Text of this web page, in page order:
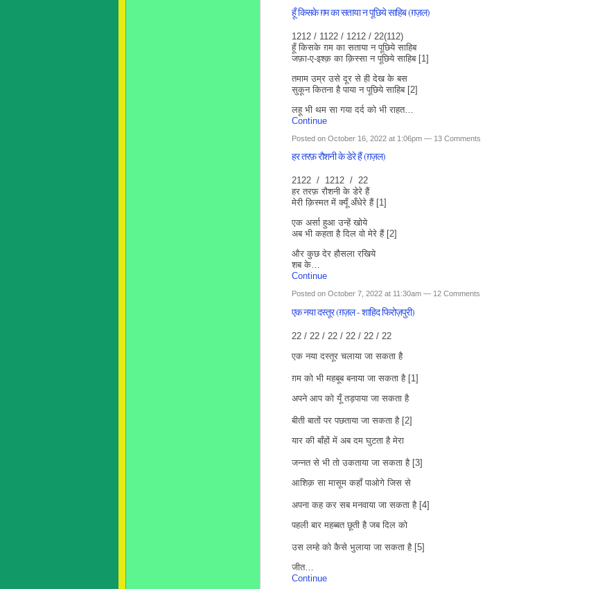
हूँ किसके ग़म का सताया न पूछिये साहिब (ग़ज़ल)
1212 / 1122 / 1212 / 22(112)
हूँ किसके ग़म का सताया न पूछिये साहिब
जफ़ा-ए-इश्क़ का क़िस्सा न पूछिये साहिब [1]
तमाम उम्र उसे दूर से ही देख के बस
सुकून कितना है पाया न पूछिये साहिब [2]
लहू भी थम सा गया दर्द को भी राहत…
Continue
Posted on October 16, 2022 at 1:06pm — 13 Comments
हर तरफ़ रौशनी के डेरे हैं (ग़ज़ल)
2122 / 1212 / 22
हर तरफ़ रौशनी के डेरे हैं
मेरी क़िस्मत में क्यूँ अँधेरे हैं [1]
एक अर्सा हुआ उन्हें खोये
अब भी कहता है दिल वो मेरे हैं [2]
और कुछ देर हौसला रखिये
शब के…
Continue
Posted on October 7, 2022 at 11:30am — 12 Comments
एक नया दस्तूर (ग़ज़ल - शाहिद फिरोज़पुरी)
22 / 22 / 22 / 22 / 22 / 22
एक नया दस्तूर चलाया जा सकता है
ग़म को भी महबूब बनाया जा सकता है [1]
अपने आप को यूँ तड़पाया जा सकता है
बीती बातों पर पछताया जा सकता है [2]
यार की बाँहों में अब दम घुटता है मेरा
जन्नत से भी तो उकताया जा सकता है [3]
आशिक़ सा मासूम कहाँ पाओगे जिस से
अपना कह कर सब मनवाया जा सकता है [4]
पहली बार महब्बत छूती है जब दिल को
उस लम्हे को कैसे भुलाया जा सकता है [5]
जीत…
Continue